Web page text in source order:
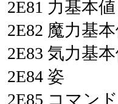
2E81 力基本値
2E82 魔力基
2E83 気力基
2E84 姿
2E85 コマンド